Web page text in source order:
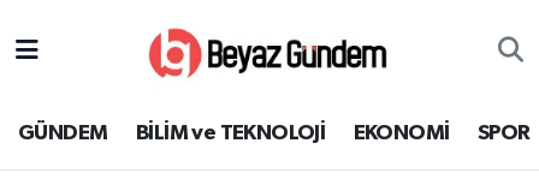
GÜNDEM BİLİM ve TEKNOLOJİ EKONOMİ SPOR